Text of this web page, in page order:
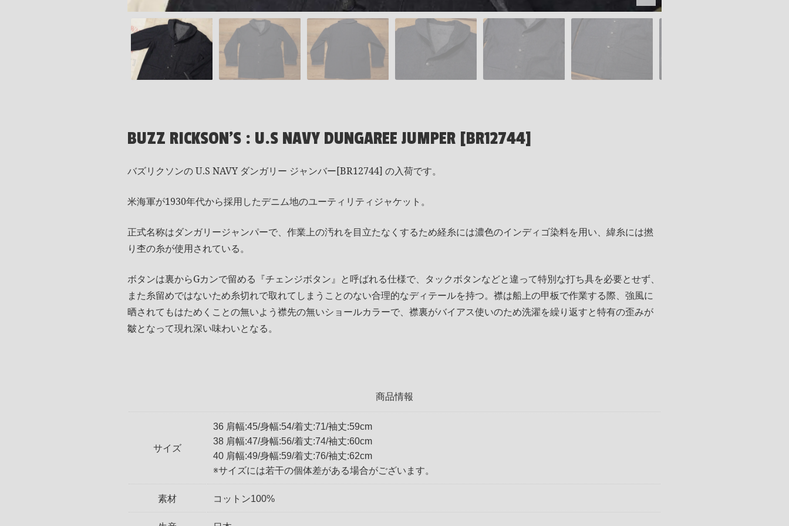
BUZZ RICKSON'S : U.S NAVY DUNGAREE JUMPER [BR12744]
バズリクソンの U.S NAVY ダンガリー ジャンバー[BR12744] の入荷です。
米海軍が1930年代から採用したデニム地のユーティリティジャケット。
正式名称はダンガリージャンパーで、作業上の汚れを目立たなくするため経糸には濃色のインディゴ染料を用い、緯糸には撚
り杢の糸が使用されている。
ボタンは裏からGカンで留める『チェンジボタン』と呼ばれる仕様で、タックボタンなどと違って特別な打ち具を必要とせず、
また糸留めではないため糸切れで取れてしまうことのない合理的なディテールを持つ。襟は船上の甲板で作業する際、強風に
晒されてもはためくことの無いよう襟先の無いショールカラーで、襟裏がバイアス使いのため洗濯を繰り返すと特有の歪みが
皺となって現れ深い味わいとなる。
商品情報
サイズ
36 肩幅:45/身幅:54/着丈:71/袖丈:59cm
38 肩幅:47/身幅:56/着丈:74/袖丈:60cm
40 肩幅:49/身幅:59/着丈:76/袖丈:62cm
※サイズには若干の個体差がある場合がございます。
素材 コットン100%